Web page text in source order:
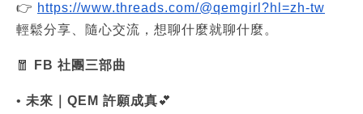
👉 https://www.threads.com/@qemgirl?hl=zh-tw
輕鬆分享、隨心交流，想聊什麼就聊什麼。
🧧 FB 社團三部曲
• 未來｜QEM 許願成真💕